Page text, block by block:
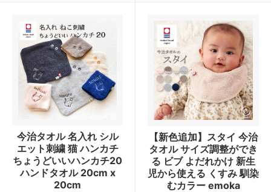
今治タオル 名入れ シル
エット刺繍 猫 ハンカチ
ちょうどいいハンカチ20
ハンドタオル 20cm x
20cm
【新色追加】スタイ 今治
タオル サイズ調整ができ
る ビブ よだれかけ 新生
児から使える くすみ 馴染
むカラー emoka